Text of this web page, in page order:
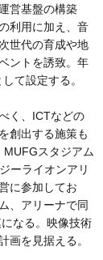
営基盤の構築
利用に加え、音
世代の育成や地
ントを誘致。年
て設定する。
く、ICTなどの
創出する施策も
スタジアム
ーライオンアリ
に参加してお
、アリーナで同
なる。映像技術
画を見据える。